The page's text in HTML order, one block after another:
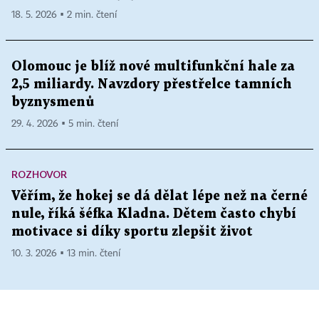
18. 5. 2026 ▪ 2 min. čtení
Olomouc je blíž nové multifunkční hale za
2,5 miliardy. Navzdory přestřelce tamních
byznysmenů
29. 4. 2026 ▪ 5 min. čtení
ROZHOVOR
Věřím, že hokej se dá dělat lépe než na černé
nule, říká šéfka Kladna. Dětem často chybí
motivace si díky sportu zlepšit život
10. 3. 2026 ▪ 13 min. čtení